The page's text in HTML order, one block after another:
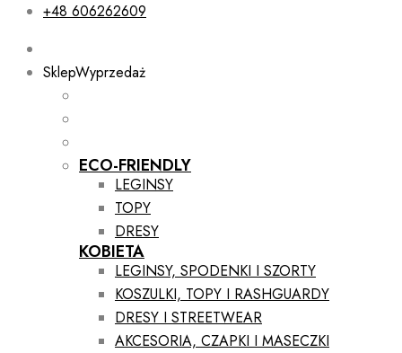
+48 606262609
SklepWyprzedaż
ECO-FRIENDLY
LEGINSY
TOPY
DRESY
KOBIETA
LEGINSY, SPODENKI I SZORTY
KOSZULKI, TOPY I RASHGUARDY
DRESY I STREETWEAR
AKCESORIA, CZAPKI I MASECZKI